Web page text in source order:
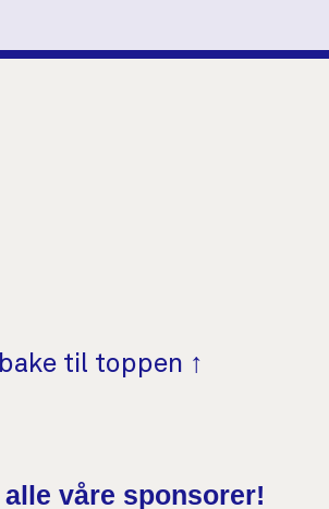
til toppen ↑
våre sponsorer!